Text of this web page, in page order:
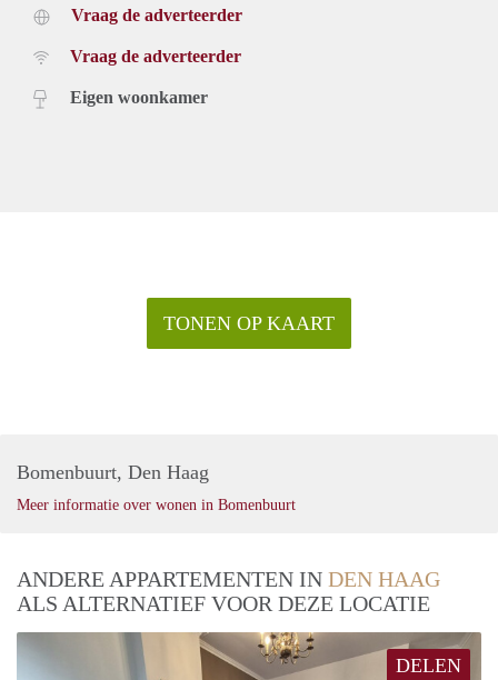
Vraag de adverteerder
Vraag de adverteerder
Eigen woonkamer
TONEN OP KAART
Bomenbuurt, Den Haag
Meer informatie over wonen in Bomenbuurt
ANDERE APPARTEMENTEN IN DEN HAAG
ALS ALTERNATIEF VOOR DEZE LOCATIE
DELEN